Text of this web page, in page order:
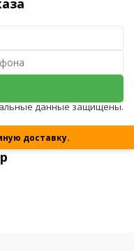
данные защищены.
доставку.